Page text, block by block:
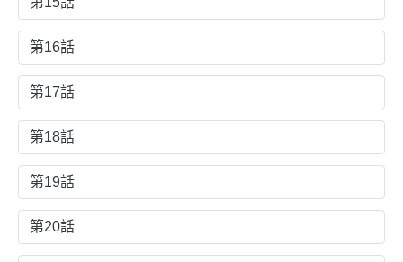
第16話
第17話
第18話
第19話
第20話